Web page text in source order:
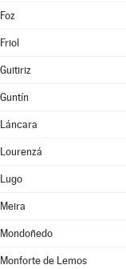
Foz
Friol
Guitiriz
Guntín
Láncara
Lourenzá
Lugo
Meira
Mondoñedo
Monforte de Lemos